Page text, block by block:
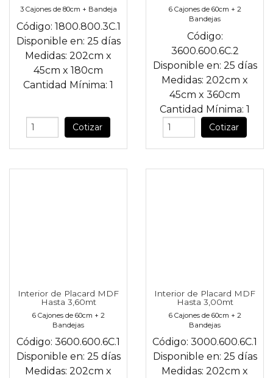
3 Cajones de 80cm + Bandeja
Código: 1800.800.3C.1
Disponible en: 25 días
Medidas: 202cm x
45cm x 180cm
Cantidad Mínima: 1
Cotizar
6 Cajones de 60cm + 2
Bandejas
Código:
3600.600.6C.2
Disponible en: 25 días
Medidas: 202cm x
45cm x 360cm
Cantidad Mínima: 1
Cotizar
Interior de Placard MDF
Hasta 3,60mt
6 Cajones de 60cm + 2
Bandejas
Código: 3600.600.6C.1
Disponible en: 25 días
Medidas: 202cm x
Interior de Placard MDF
Hasta 3,00mt
6 Cajones de 60cm + 2
Bandejas
Código: 3000.600.6C.1
Disponible en: 25 días
Medidas: 202cm x